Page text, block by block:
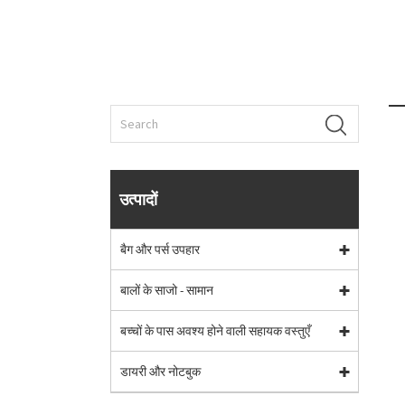
उत्पादों
बैग और पर्स उपहार
बालों के साजो - सामान
बच्चों के पास अवश्य होने वाली सहायक वस्तुएँ
डायरी और नोटबुक